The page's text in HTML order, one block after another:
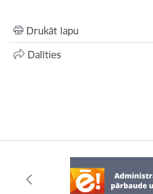
Drukāt lapu
Dalīties